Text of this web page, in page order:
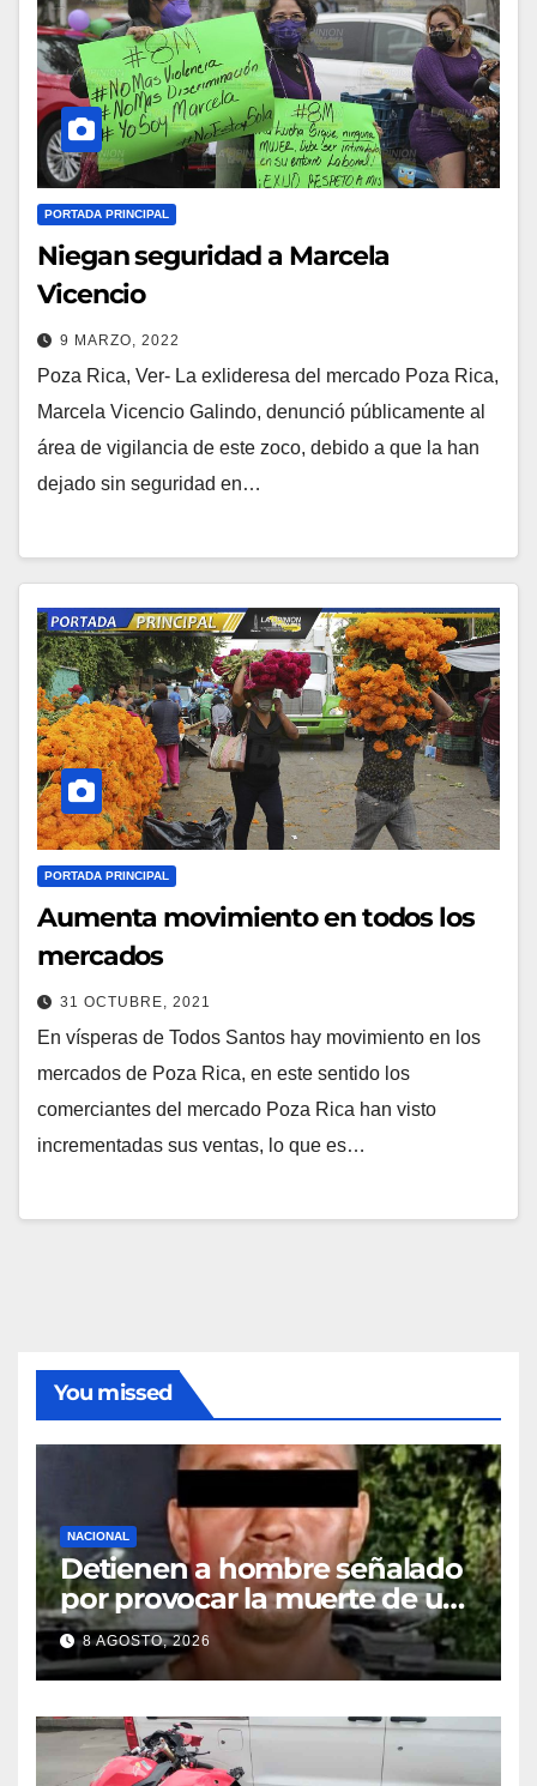
PORTADA PRINCIPAL
Niegan seguridad a Marcela
Vicencio
9 MARZO, 2022
Poza Rica, Ver- La exlideresa del mercado Poza Rica,
Marcela Vicencio Galindo, denunció públicamente al
área de vigilancia de este zoco, debido a que la han
dejado sin seguridad en…
PORTADA PRINCIPAL
Aumenta movimiento en todos los
mercados
31 OCTUBRE, 2021
En vísperas de Todos Santos hay movimiento en los
mercados de Poza Rica, en este sentido los
comerciantes del mercado Poza Rica han visto
incrementadas sus ventas, lo que es…
You missed
NACIONAL
Detienen a hombre señalado
por provocar la muerte de un
adulto mayor
8 AGOSTO, 2026